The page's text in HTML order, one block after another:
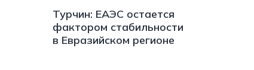
Турчин: ЕАЭС остается
фактором стабильности
в Евразийском регионе